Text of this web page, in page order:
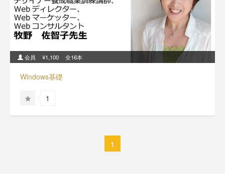
会員 ¥1,100 全16本
Windows基礎
1
1